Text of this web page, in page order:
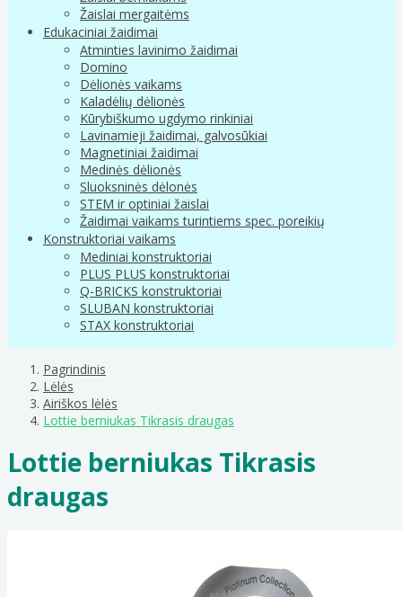
Žaislai mergaitėms
Edukaciniai žaidimai
Atminties lavinimo žaidimai
Domino
Dėlionės vaikams
Kaladėlių dėlionės
Kūrybiškumo ugdymo rinkiniai
Lavinamieji žaidimai, galvosūkiai
Magnetiniai žaidimai
Medinės dėlionės
Sluoksninės dėlonės
STEM ir optiniai žaislai
Žaidimai vaikams turintiems spec. poreikių
Konstruktoriai vaikams
Mediniai konstruktoriai
PLUS PLUS konstruktoriai
Q-BRICKS konstruktoriai
SLUBAN konstruktoriai
STAX konstruktoriai
Pagrindinis
Lėlės
Airiškos lėlės
Lottie berniukas Tikrasis draugas
Lottie berniukas Tikrasis
draugas